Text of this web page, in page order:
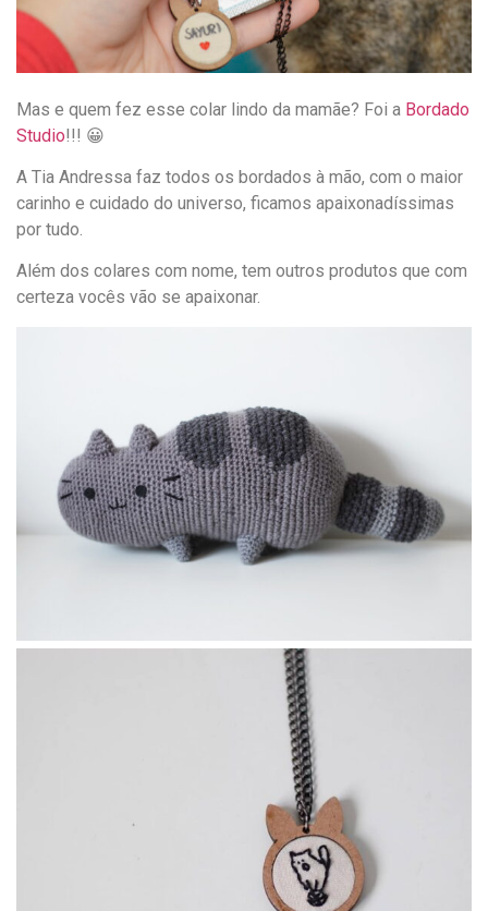
Mas e quem fez esse colar lindo da mamãe? Foi a Bordado
Studio!!! 😀
A Tia Andressa faz todos os bordados à mão, com o maior
carinho e cuidado do universo, ficamos apaixonadíssimas
por tudo.
Além dos colares com nome, tem outros produtos que com
certeza vocês vão se apaixonar.